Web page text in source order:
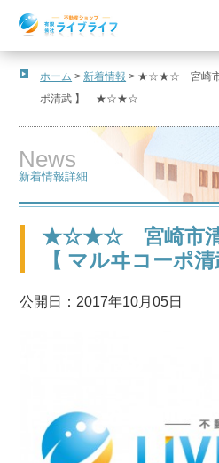
ホーム > 新着情報 > ★☆★☆ 宮崎市
ポ清武 】 ★☆★☆
News
新着情報詳細
★☆★☆ 宮崎市清
【 マルヰコー
公開日：2017年10月05日